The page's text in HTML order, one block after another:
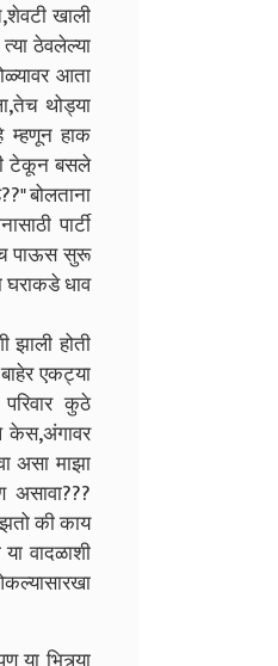
खाली
ठेवलेल्या
आता
थोड्या
म्हणून हाक
टेकून बसले
बोलताना
पार्टी
पाऊस सुरू
घराकडे धाव
होती
एकट्या
कुठे
केस,अंगावर
असा माझा
असावा???
की काय
वादळाशी